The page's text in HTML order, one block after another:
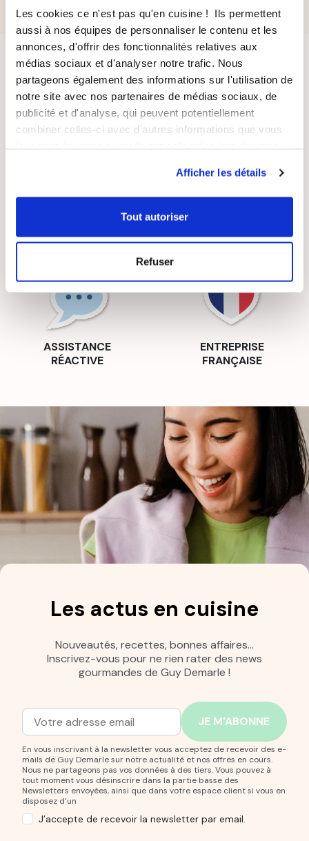
Les cookies ce n'est pas qu'en cuisine ! Ils permettent
aussi à nos équipes de personnaliser le contenu et les
annonces, d'offrir des fonctionnalités relatives aux
médias sociaux et d'analyser notre trafic. Nous
partageons également des informations sur l'utilisation de
notre site avec nos partenaires de médias sociaux, de
publicité et d'analyse, qui peuvent potentiellement
combiner celles-ci avec d'autres informations que vous
Afficher les détails
Tout autoriser
Refuser
RECETTES
SATISFAIT OU
ASSISTANCE
RÉACTIVE
ENTREPRISE
FRANÇAISE
Les actus en cuisine
Nouveautés, recettes, bonnes affaires…
Inscrivez-vous pour ne rien rater des news
gourmandes de Guy Demarle !
Adresse mail
Entrez votre adresse mail pour vous abonner à notre
En vous inscrivant à la newsletter vous acceptez de recevoir des e-
mails de Guy Demarle sur notre actualité et nos offres en cours.
Nous ne partageons pas vos données à des tiers. Vous pouvez à
tout moment vous désinscrire dans la partie basse des
Newsletters envoyées, ainsi que dans votre espace client si vous en
disposez d’un
J’accepte de recevoir la newsletter par email.